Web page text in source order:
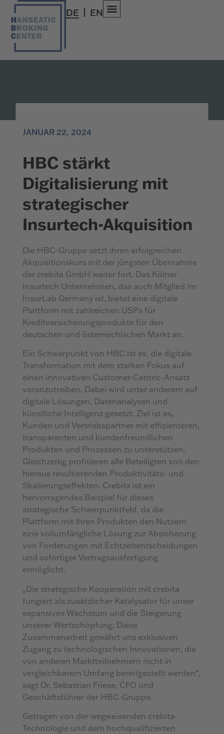
DE EN
JANUAR 22, 2024
HBC stärkt
Digitalisierung mit
strategischer
Insurtech-Akquisition
Die HBC-Gruppe setzt ihren erfolgreichen
Akquisitionskurs mit der jüngsten Übernahme
der crebita GmbH weiter fort. Das Kölner
Insurtech Unternehmen, das auch Mitglied im
InsurLab Germany ist, bietet eine digitale
Plattform mit zahlreichen USPs für
Kreditversicherungsprodukte für den
deutschen und österreichischen Markt an.
Ein Schwerpunkt von HBC ist es, die digitale
Transformation mit dem starken Fokus auf
einen innovativen Customer-Centric-Ansatz
voranzutreiben. Dabei wird unter anderem auf
digitale Lösungen, Datenanalysen und
künstliche Intelligenz gesetzt. Ziel ist es,
Kunden und Vertriebspartner mit effizienteren,
transparenten und kundenfreundlichen
Produkten und Prozessen zu unterstützen.
Gleichzeitig profitieren alle Beteiligten von den
hieraus resultierenden Produktivitäts- und
Skalierungseffekten. Crebita ist ein
hervorragendes Beispiel für dieses
strategische Schwerpunktfeld, da die
Plattform mit ihren Produkten den Nutzern
eine vollumfängliche Lösung zur Absicherung
von Forderungen mit Echtzeitentscheidungen
und sofortiger Vertragsausfertigung
ermöglicht.
„Die strategische Kooperation mit crebita
fungiert als zusätzlicher Katalysator für unser
expansives Wachstum und die Steigerung
unserer Wertschöpfung. Diese
Zusammenarbeit gewährt uns exklusiven
Zugang zu technologischen Innovationen, die
von anderen Marktteilnehmern nicht in
vergleichbarem Umfang bereitgestellt werden“,
sagt Dr. Sebastian Friese, CFO und
Geschäftsführer der HBC-Gruppe.
Getragen von der wegweisenden crebita-
Technologie und dem hochqualifizierten